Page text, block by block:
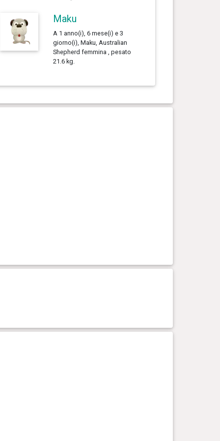
Maku
A 1 anno(i), 6 mese(i) e 3
giorno(i), Maku, Australian
Shepherd femmina , pesato
21.6 kg.